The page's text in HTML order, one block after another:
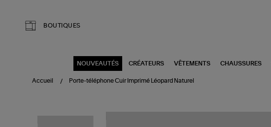
BOUTIQUES
NOUVEAUTÉS CRÉATEURS VÊTEMENTS CHAUSSURES
Accueil Porte-téléphone Cuir Imprimé Léopard Naturel